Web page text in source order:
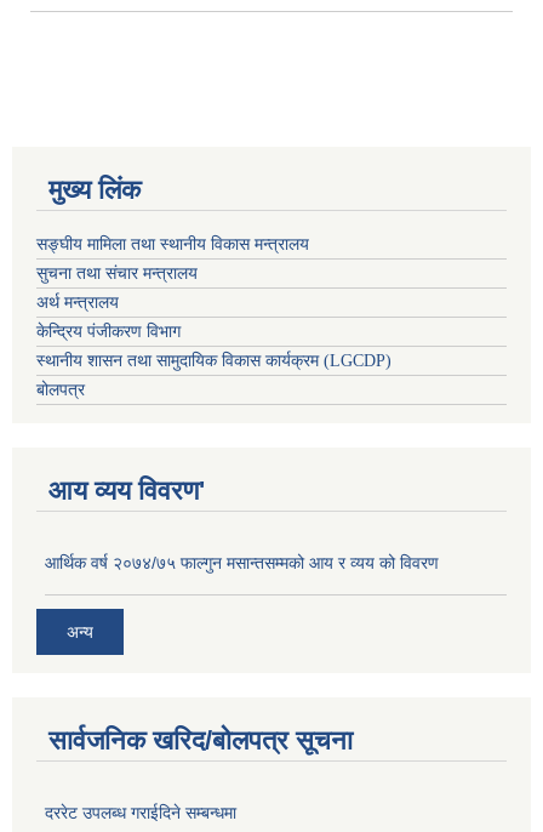
मुख्य लिंक
सङ्घीय मामिला तथा स्थानीय विकास मन्त्रालय
सुचना तथा संचार मन्त्रालय
अर्थ मन्त्रालय
केन्द्रिय पंजीकरण विभाग
स्थानीय शासन तथा सामुदायिक विकास कार्यक्रम (LGCDP)
बोलपत्र
आय व्यय विवरण'
आर्थिक वर्ष २०७४/७५ फाल्गुन मसान्तसम्मको आय र व्यय को विवरण
अन्य
सार्वजनिक खरिद/बोलपत्र सूचना
दररेट उपलब्ध गराईदिने सम्बन्धमा